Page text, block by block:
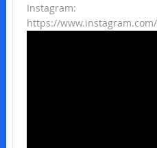
Instagram:
https://